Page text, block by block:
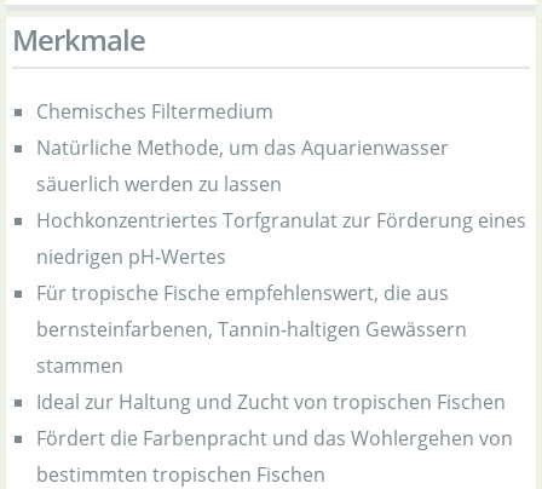
Merkmale
Chemisches Filtermedium
Natürliche Methode, um das Aquarienwasser
säuerlich werden zu lassen
Hochkonzentriertes Torfgranulat zur Förderung eines
niedrigen pH-Wertes
Für tropische Fische empfehlenswert, die aus
bernsteinfarbenen, Tannin-haltigen Gewässern
stammen
Ideal zur Haltung und Zucht von tropischen Fischen
Fördert die Farbenpracht und das Wohlergehen von
bestimmten tropischen Fischen